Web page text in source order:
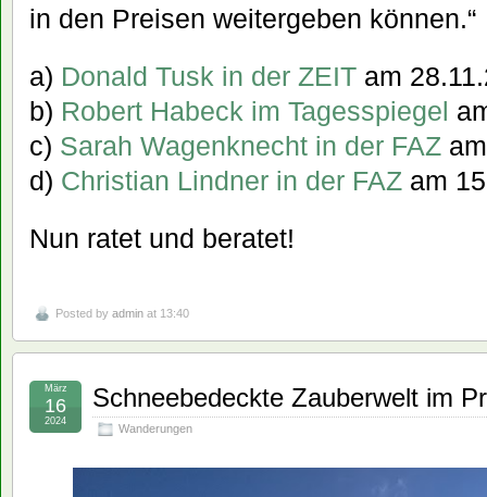
in den Preisen weitergeben können.“
a) Donald Tusk in der ZEIT am
b) Robert Habeck im Tagesspiegel
c) Sarah Wagenknecht in der FAZ
d) Christian Lindner in der FAZ am
Nun ratet und beratet!
Posted by admin at 13:40
Schneebedeckte Zauberwelt im
Wanderungen
März
16
2024